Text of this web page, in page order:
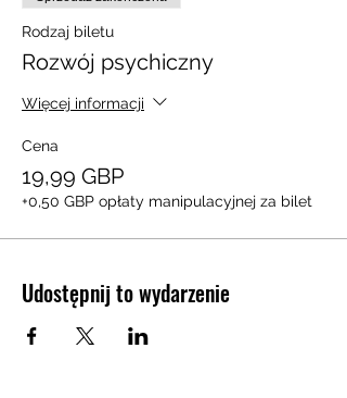
Rodzaj biletu
Rozwój psychiczny
Więcej informacji
Cena
19,99 GBP
+0,50 GBP opłaty manipulacyjnej za bilet
Udostępnij to wydarzenie